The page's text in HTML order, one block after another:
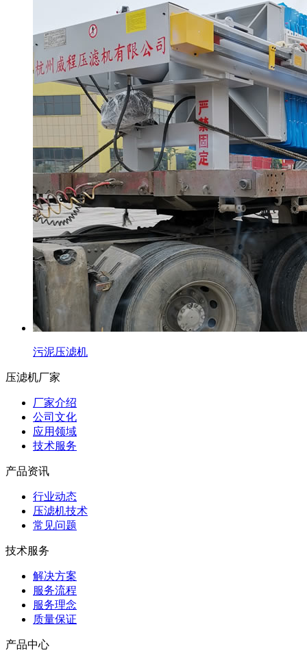
污泥压滤机
压滤机厂家
厂家介绍
公司文化
应用领域
技术服务
产品资讯
行业动态
压滤机技术
常见问题
技术服务
解决方案
服务流程
服务理念
质量保证
产品中心